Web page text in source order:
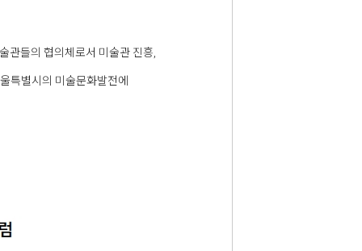
관들의 협의체로서 미술관 진흥,
특별시의 미술문화발전에